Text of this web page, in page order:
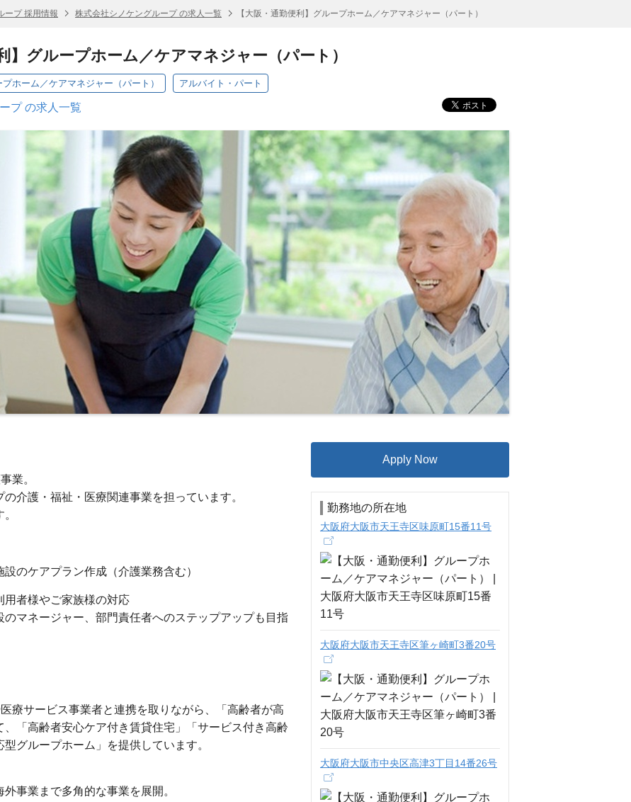
ープ 採用情報 株式会社シノケングループ の求人一覧 【大阪・通勤便利】グループホーム／ケアマネジャー（パート）
】グループホーム／ケアマネジャー（パート）
ホーム／ケアマネジャー（パート） アルバイト・パート
プ の求人一覧
業。
介護・福祉・医療関連事業を担っています。
のケアプラン作成（介護業務含む）
用者様やご家族様の対応
のマネージャー、部門責任者へのステップアップも目指
療サービス事業者と連携を取りながら、「高齢者が高
「高齢者安心ケア付き賃貸住宅」「サービス付き高齢
グループホーム」を提供しています。
事業まで多角的な事業を展開。
Apply Now
勤務地の所在地
大阪府大阪市天王寺区味原町15番11号
大阪府大阪市天王寺区筆ヶ崎町3番20号
大阪府大阪市中央区高津3丁目14番26号